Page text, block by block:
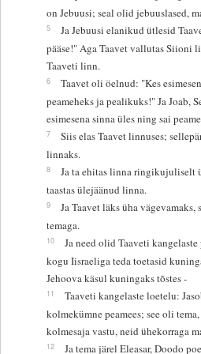
on Jebuusi; seal olid jebuuslased,
5
Ja Jebuusi elanikud ütlesid
pääse!" Aga Taavet vallutas Siioni
Taaveti linn.
6
Taavet oli öelnud: "Kes
peameheks ja pealikuks!" Ja Joab,
esimesena sinna üles ning sai
7
Siis elas Taavet linnuses;
linnaks.
8
Ja ta ehitas linna ringikujuliselt
taastas ülejäänud linna.
9
Ja Taavet läks üha vägevamaks,
temaga.
10
Ja need olid Taaveti kangelaste
kogu Iisraeliga teda toetasid
Jehoova käsul kuningaks tõstes -
11
Taaveti kangelaste loetelu:
kolmekümne peamees; see oli
kolmesaja vastu, neid ühekorraga
12 Ja tema järel Eleasar, Doodo